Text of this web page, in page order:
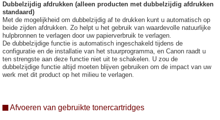
Dubbelzijdig afdrukken (alleen producten met dubbelzijdig afdrukken
standaard)
Met de mogelijkheid om dubbelzijdig af te drukken kunt u automatisch op
beide zijden afdrukken. Zo helpt u het gebruik van waardevolle natuurlijke
hulpbronnen te verlagen door uw papierverbruik te verlagen.
De dubbelzijdige functie is automatisch ingeschakeld tijdens de
configuratie en de installatie van het stuurprogramma, en Canon raadt u
ten strengste aan deze functie niet uit te schakelen. U zou de
dubbelzijdige functie altijd moeten blijven gebruiken om de impact van uw
werk met dit product op het milieu te verlagen.
Afvoeren van gebruikte tonercartridges